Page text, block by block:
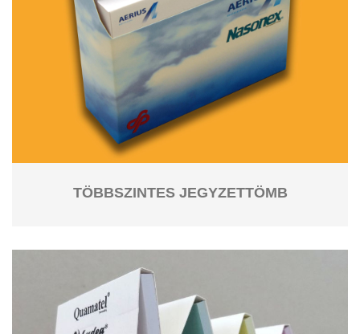
TÖBBSZINTES JEGYZETTÖMB